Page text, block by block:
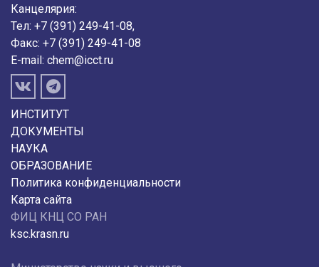
Канцелярия:
Тел: +7 (391) 249-41-08,
Факс: +7 (391) 249-41-08
E-mail: chem@icct.ru
ИНСТИТУТ
ДОКУМЕНТЫ
НАУКА
ОБРАЗОВАНИЕ
Политика конфиденциальности
Карта сайта
ФИЦ КНЦ СО РАН
ksc.krasn.ru